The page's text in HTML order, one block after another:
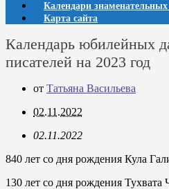
Календари знаменательных
Карта сайта
Календарь юбилейных
писателей на 2023 год
от Татьяна Васильева
02.11.2022
02.11.2022
840 лет со дня рождения Кула
130 лет со дня рождения Тухвата